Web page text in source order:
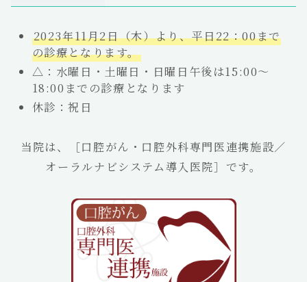
2023年11月2日（木）より、平日22：00まで
の診療となります。
△：水曜日・土曜日・日曜日午後は15:00～
18:00までの診療となります
休診：祝日
当院は、［口腔がん・口腔外科専門医連携施設／
オーラルナビシステム導入医院］です。